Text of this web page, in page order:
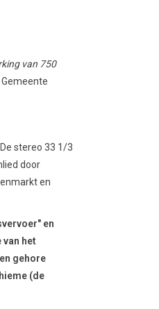
van 750
stereo 33 1/3
door
en
en
het
gehore
(de